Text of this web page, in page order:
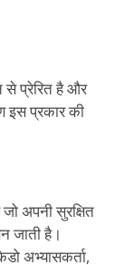
से प्रेरित है और
इस प्रकार की
अपनी सुरक्षित
जाती है।
अभ्यासकर्ता,